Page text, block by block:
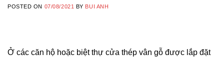
POSTED ON 07/08/2021 BY BUI ANH
Ở các căn hộ hoặc biệt thự cửa thép vân gỗ được lắp đặt